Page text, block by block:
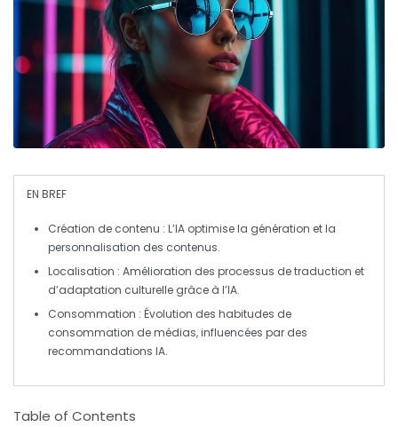
EN BREF
Création de contenu : L’IA optimise la génération et la
personnalisation des contenus.
Localisation : Amélioration des processus de traduction et
d’adaptation culturelle grâce à l’IA.
Consommation : Évolution des habitudes de
consommation de médias, influencées par des
recommandations IA.
Table of Contents